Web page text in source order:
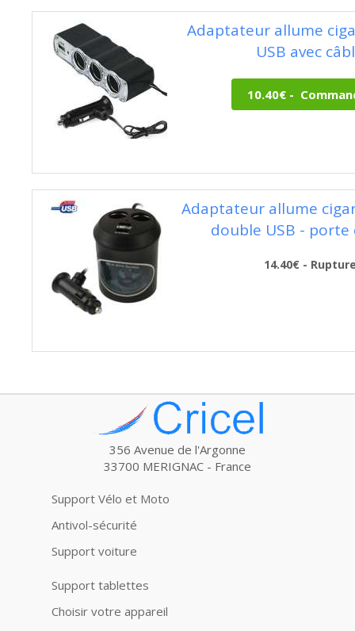
Adaptateur allume
USB avec
Adaptateur allume
double USB -
14.40€ -
356 Avenue de l'Argonne
33700 MERIGNAC - France
Support Vélo et Moto
Antivol-sécurité
Support voiture
Support tablettes
Choisir votre appareil